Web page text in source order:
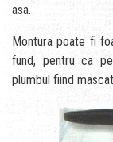
asa.
Montura poate fi
fund, pentru ca
plumbul fiind